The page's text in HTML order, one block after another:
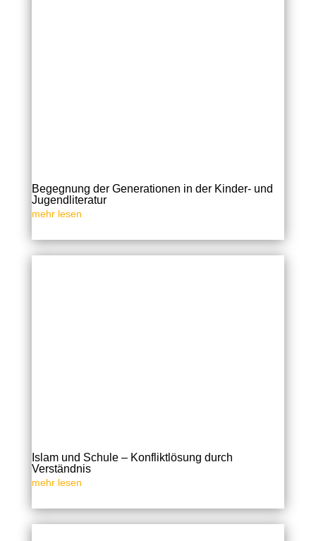
Begegnung der Generationen in der Kinder- und
Jugendliteratur
mehr lesen
Islam und Schule – Konfliktlösung durch
Verständnis
mehr lesen